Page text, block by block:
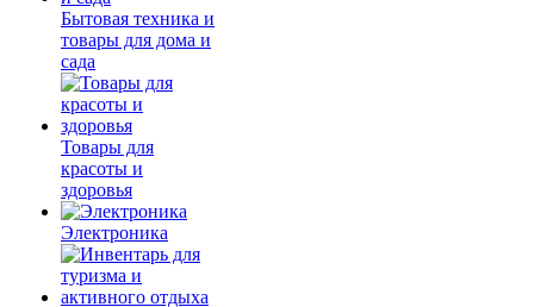
Бытовая техника и
товары для дома и
сада
Товары для
красоты и
здоровья
Электроника